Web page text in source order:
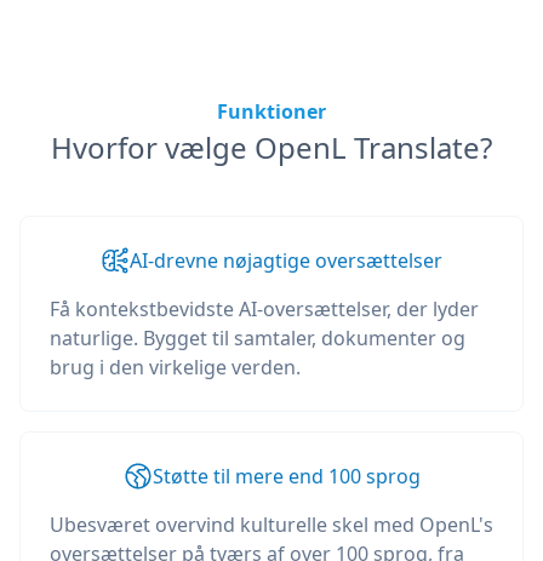
Funktioner
Hvorfor vælge OpenL Translate?
AI-drevne nøjagtige oversættelser
Få kontekstbevidste AI-oversættelser, der lyder
naturlige. Bygget til samtaler, dokumenter og
brug i den virkelige verden.
Støtte til mere end 100 sprog
Ubesværet overvind kulturelle skel med OpenL's
oversættelser på tværs af over 100 sprog, fra